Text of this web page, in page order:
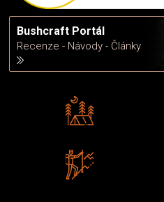
Bushcraft Portál
Recenze - Návody - Články